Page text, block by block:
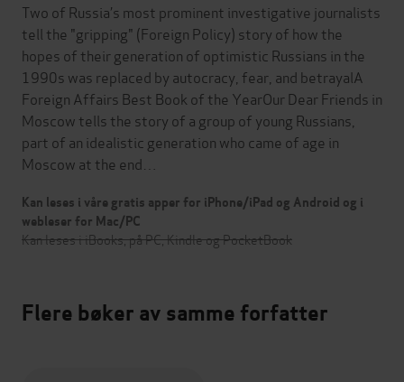
Two of Russia’s most prominent investigative journalists
tell the "gripping" (Foreign Policy) story of how the
hopes of their generation of optimistic Russians in the
1990s was replaced by autocracy, fear, and betrayalA
Foreign Affairs Best Book of the YearOur Dear Friends in
Moscow tells the story of a group of young Russians,
part of an idealistic generation who came of age in
Moscow at the end…
Kan leses i våre gratis apper for iPhone/iPad og Android og i
webleser for Mac/PC
Kan leses i iBooks, på PC, Kindle og PocketBook
Flere bøker av samme forfatter